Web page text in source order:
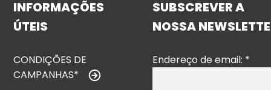
INFORMAÇÕES
ÚTEIS
CONDIÇÕES DE
CAMPANHAS*
SUBSCREVER A
NOSSA
Endereço de email: *